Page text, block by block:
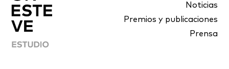
Noticias
Premios y publicaciones
Prensa